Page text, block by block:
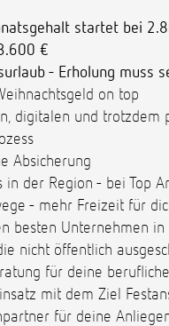
startet bei
€
- Erholung muss
on top
digitalen und trotzdem
Absicherung
in der Region - bei Top
- mehr Freizeit für
besten Unternehmen in
nicht öffentlich
für deine
mit dem Ziel
für deine